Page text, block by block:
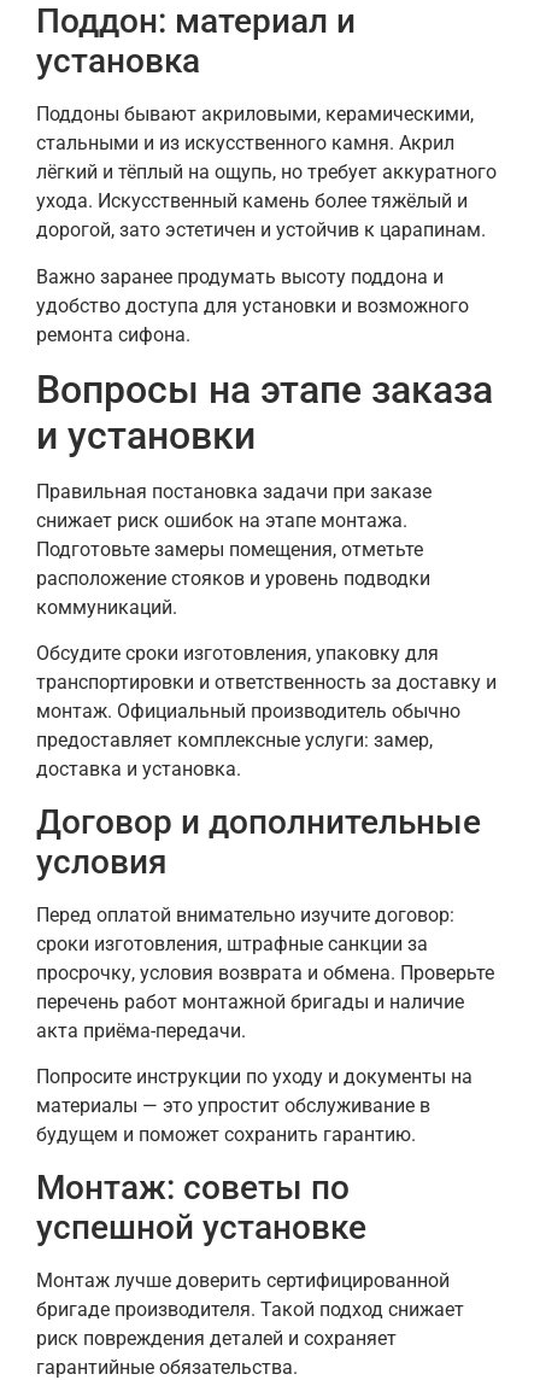
Поддон: материал и
установка
Поддоны бывают акриловыми, керамическими,
стальными и из искусственного камня. Акрил
лёгкий и тёплый на ощупь, но требует аккуратного
ухода. Искусственный камень более тяжёлый и
дорогой, зато эстетичен и устойчив к царапинам.
Важно заранее продумать высоту поддона и
удобство доступа для установки и возможного
ремонта сифона.
Вопросы на этапе заказа
и установки
Правильная постановка задачи при заказе
снижает риск ошибок на этапе монтажа.
Подготовьте замеры помещения, отметьте
расположение стояков и уровень подводки
коммуникаций.
Обсудите сроки изготовления, упаковку для
транспортировки и ответственность за доставку и
монтаж. Официальный производитель обычно
предоставляет комплексные услуги: замер,
доставка и установка.
Договор и дополнительные
условия
Перед оплатой внимательно изучите договор:
сроки изготовления, штрафные санкции за
просрочку, условия возврата и обмена. Проверьте
перечень работ монтажной бригады и наличие
акта приёма-передачи.
Попросите инструкции по уходу и документы на
материалы — это упростит обслуживание в
будущем и поможет сохранить гарантию.
Монтаж: советы по
успешной установке
Монтаж лучше доверить сертифицированной
бригаде производителя. Такой подход снижает
риск повреждения деталей и сохраняет
гарантийные обязательства.